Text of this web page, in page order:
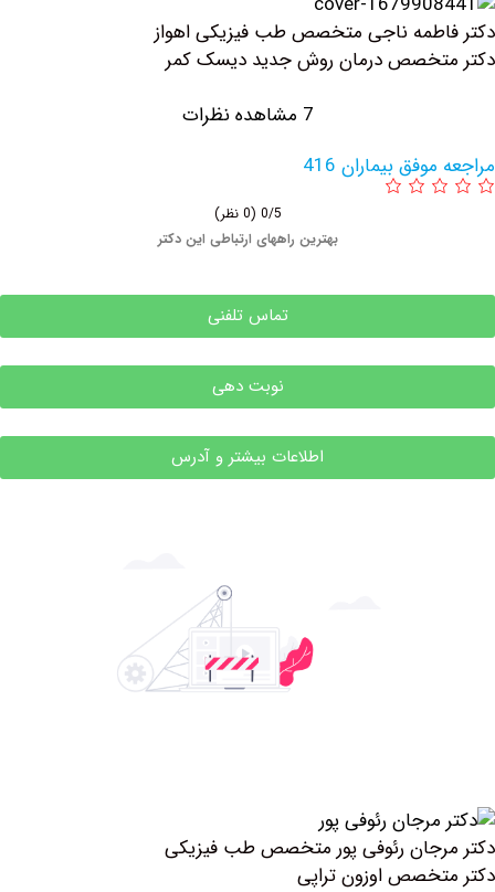
ناجی متخصص طب فیزیکی اهواز
درمان روش جدید دیسک کمر
بیماران 416
بهترین راههای ارتباطی این دکتر
تماس تلفنی
نوبت دهی
اطلاعات بیشتر و آدرس
رئوفی پور متخصص طب فیزیکی
اوزون تراپی